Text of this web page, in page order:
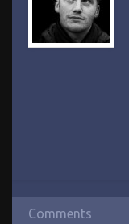
Comments